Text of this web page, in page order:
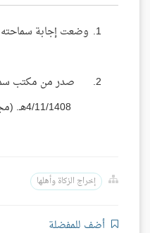
وضعت إجابة سماحته
4/11/
إخراج الزكاة وأهلها
أضف للمفضلة